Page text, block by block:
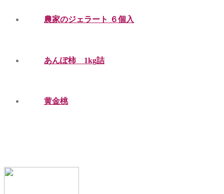
農家のジェラート ６個入
あんぽ柿 1kg詰
黄金桃